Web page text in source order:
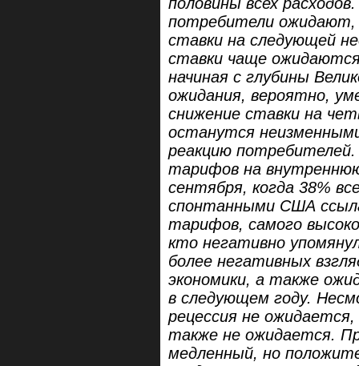
потребители
ставки на следующей
ставки чаще
начиная с глубины
ожидания, вероятно,
снижение ставки на
останутся
реакцию потребителей.
тарифов на
сентября, когда 38%
спонтанными США
тарифов, самого
кто негативно
более негативных
экономики, а также
в следующем году.
рецессия не
также не ожидается.
медленный, но